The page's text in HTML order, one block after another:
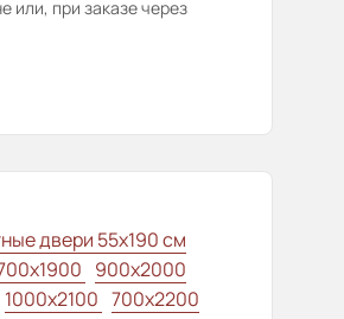
или, при заказе через
двери 55х190 см
900x2000
1000x2100 700x2200